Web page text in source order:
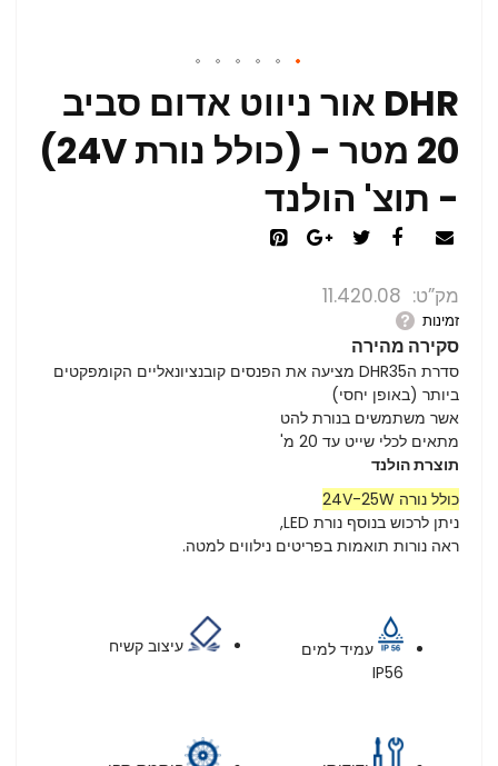
DHR אור ניווט אדום סביב
20 מטר - (כולל נורת 24V)
- תוצ' הולנד
מק”ט 11.420.08
זמינות
סקירה מהירה
סדרת הDHR35 מציעה את הפנסים קובנציונאליים הקומפקטים
ביותר (באופן יחסי)
אשר משתמשים בנורת להט
מתאים לכלי שייט עד 20 מ'
תוצרת הולנד
כולל נורה 24V-25W
ניתן לרכוש בנוסף נורת LED,
ראה נורות תואמות בפריטים נילווים למטה.
עמיד למים
IP56
עיצוב קשיח